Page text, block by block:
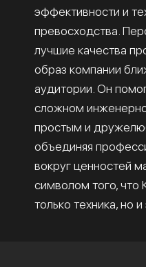
эффективности и
превосходства.
лучшие качества
образ компании
аудитории. Он
сложном
простым и
объединяя
вокруг ценностей
символом того, что
только техника, но